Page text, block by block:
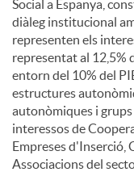
Social a Espanya,
diàleg institucional
representen els
representat al 12,5%
entorn del 10% del
estructures
autonòmiques i
interessos de
Empreses d'Inserció,
Associacions del